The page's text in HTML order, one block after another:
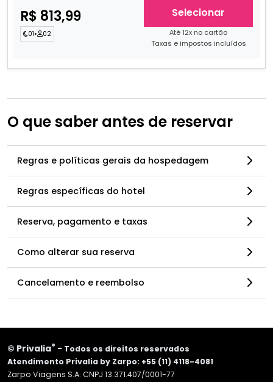
R$ 813,99
01• 02
Selecionar
Até 12x no cartão
Taxas e impostos incluídos
O que saber antes de reservar
Regras e políticas gerais da hospedagem
Regras específicas do hotel
Reserva, pagamento e taxas
Como alterar sua reserva
Cancelamento e reembolso
© Privalia® - Todos os direitos reservados
Atendimento Privalia by Zarpo: +55 (11) 4118-4081
Zarpo Viagens S.A. CNPJ 13.371.407/0001-77